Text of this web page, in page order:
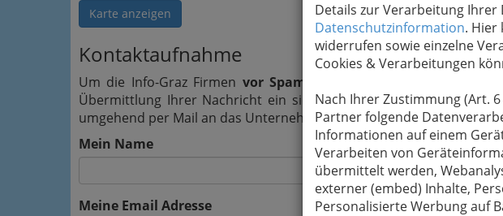
Details zur Verarbeitung Ihrer
Datenschutzinformation. Hier
widerrufen sowie einzelne
Cookies & Verarbeitungen
Nach Ihrer Zustimmung (Art.
Partner folgende
Informationen auf einem
Verarbeiten von
übermittelt werden,
externer (embed) Inhalte,
Personalisierte Werbung auf
Karte anzeigen
Kontaktaufnahme
Um die Info-Graz Firmen vor Spam-Mails zu bewahren
Übermittlung Ihrer Nachricht ein sicheres Formular. Ihre
umgehend per Mail an das Unternehmen Edelsbrunner GmbH
Mein Name
Meine Email Adresse
Meine Nachricht